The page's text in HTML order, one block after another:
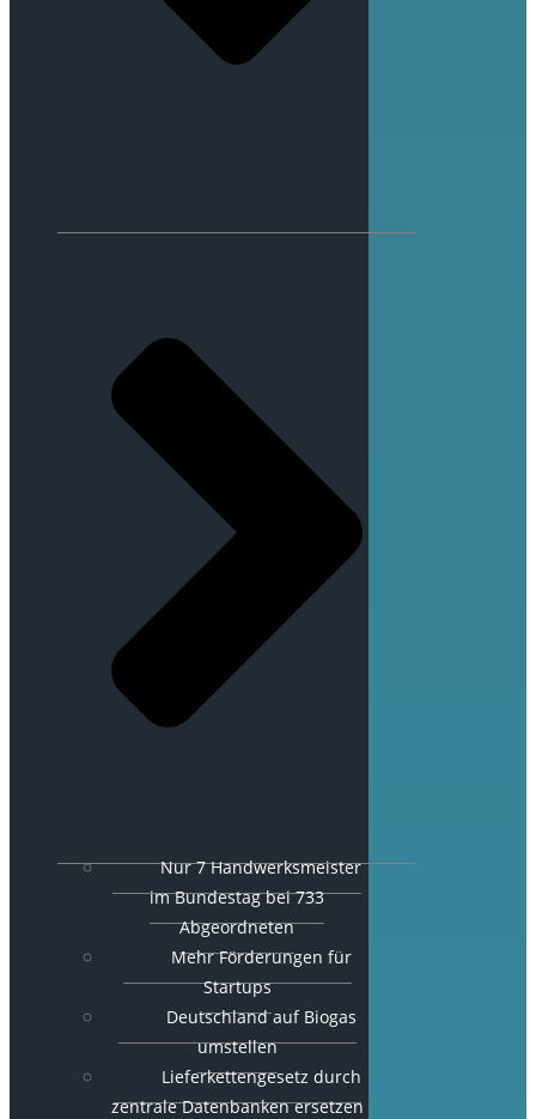
Nur 7 Handwerksmeister
im Bundestag bei 733
Abgeordneten
Mehr Förderungen für
Startups
Deutschland auf Biogas
umstellen
Lieferkettengesetz durch
zentrale Datenbanken ersetzen